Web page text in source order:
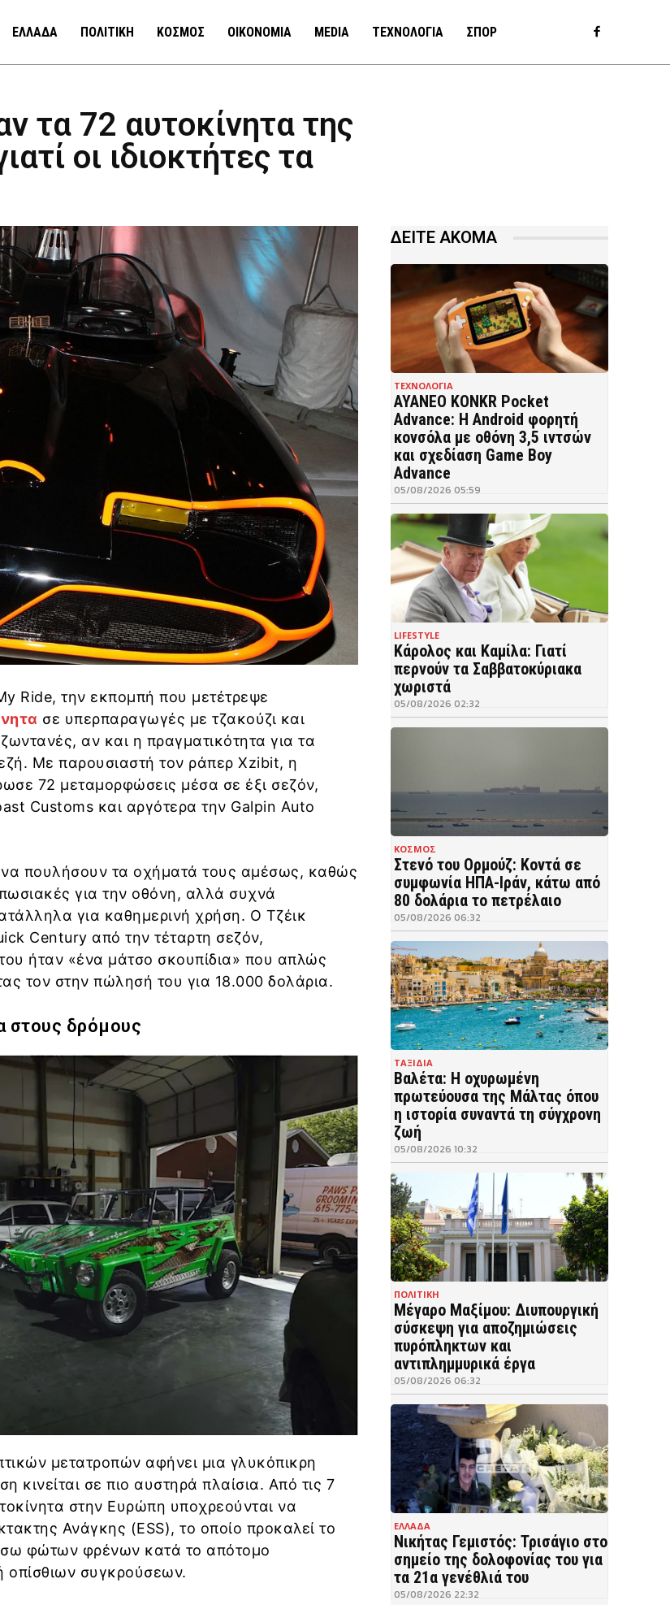
ΕΛΛΑΔΑ ΠΟΛΙΤΙΚΗ ΚΟΣΜΟΣ ΟΙΚΟΝΟΜΙΑ MEDIA ΤΕΧΝΟΛΟΓΙΑ ΣΠΟΡ
τα 72 αυτοκίνητα της
οι ιδιοκτήτες τα
Ride, την εκπομπή που μετέτρεψε
σε υπερπαραγωγές με τζακούζι και
αν και η πραγματικότητα για τα
Με παρουσιαστή τον ράπερ Xzibit, η
72 μεταμορφώσεις μέσα σε έξι σεζόν,
Customs και αργότερα την Galpin Auto
να πουλήσουν τα οχήματά τους αμέσως, καθώς
για την οθόνη, αλλά συχνά
για καθημερινή χρήση. Ο Τζέικ
Century από την τέταρτη σεζόν,
ήταν «ένα μάτσο σκουπίδια» που απλώς
τον στην πώλησή του για 18.000 δολάρια.
στους δρόμους
μετατροπών αφήνει μια γλυκόπικρη
κινείται σε πιο αυστηρά πλαίσια. Από τις 7
στην Ευρώπη υποχρεούνται να
Ανάγκης (ESS), το οποίο προκαλεί το
φώτων φρένων κατά το απότομο
οπίσθιων συγκρούσεων.
ΔΕΙΤΕ ΑΚΟΜΑ
ΤΕΧΝΟΛΟΓΙΑ
AYANEO KONKR Pocket
Advance: Η Android φορητή
κονσόλα με οθόνη 3,5 ιντσών
και σχεδίαση Game Boy
Advance
05/08/2026 05:59
LIFESTYLE
Κάρολος και Καμίλα: Γιατί
περνούν τα Σαββατοκύριακα
χωριστά
05/08/2026 02:32
ΚΟΣΜΟΣ
Στενό του Ορμούζ: Κοντά σε
συμφωνία ΗΠΑ-Ιράν, κάτω από
80 δολάρια το πετρέλαιο
05/08/2026 06:32
ΤΑΞΙΔΙΑ
Βαλέτα: Η οχυρωμένη
πρωτεύουσα της Μάλτας όπου
η ιστορία συναντά τη σύγχρονη
ζωή
05/08/2026 10:32
ΠΟΛΙΤΙΚΗ
Μέγαρο Μαξίμου: Διυπουργική
σύσκεψη για αποζημιώσεις
πυρόπληκτων και
αντιπλημμυρικά έργα
05/08/2026 06:32
ΕΛΛΑΔΑ
Νικήτας Γεμιστός: Τρισάγιο στο
σημείο της δολοφονίας του για
τα 21α γενέθλιά του
05/08/2026 22:32